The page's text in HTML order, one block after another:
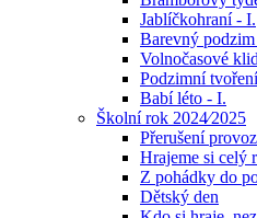
Jablíčkohraní - I.
Barevný
Volnočasové
Podzimní
Babí léto - I.
Školní rok 2024⁄2025
Přerušení
Hrajeme si celý
Z pohádky do
Dětský den